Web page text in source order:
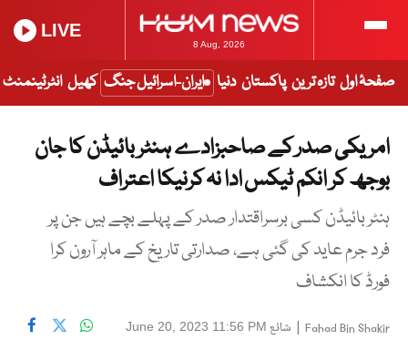
8 Aug, 2026
LIVE
صفحۂ اول تازہ ترین پاکستان دنیا ایران-اسرائیل جنگ کھیل انٹرٹینمنٹ
امریکی صدر کے صاحبزادے ہنٹر بائیڈن کا جان
بوجھ کر انکم ٹیکس ادا نہ کرنیکا اعتراف
ہنٹر بائیڈن کسی برسراقتدار صدر کے پہلے بچے ہیں جن پر
فرد جرم عاید کی گئی ہے، صدارتی تاریخ کے ماہر آرون کرا
فورڈ کا انکشاف
Fahad Bin Shakir
| شائع June 20, 2023 11:56 PM